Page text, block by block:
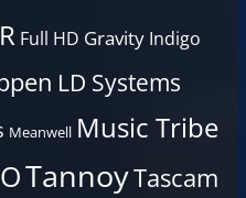
Full HD Gravity Indigo
LD Systems
Meanwell Music Tribe
TannoyTascam